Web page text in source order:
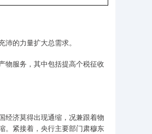
的力量扩大总需求。
物服务，其中包括提高个税征收
经济莫得出现通缩，况兼跟着物
。紧接着，央行主要部门肃穆东